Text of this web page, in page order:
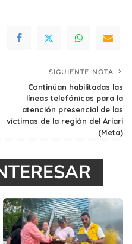
SIGUIENTE NOTA
Continúan habilitadas las
líneas telefónicas para la
atención presencial de las
víctimas de la región del Ariari
(Meta)